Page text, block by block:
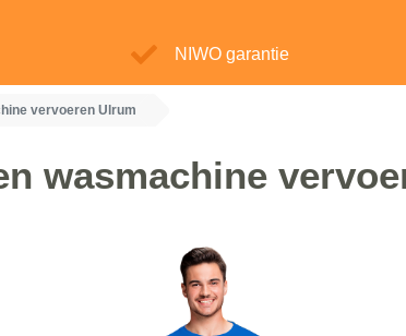
NIWO garantie
vervoeren Ulrum
wasmachine